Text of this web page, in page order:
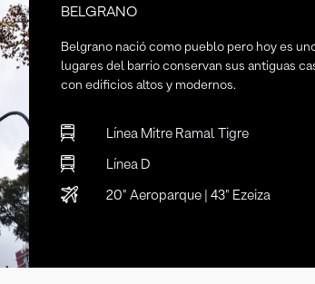
BELGRANO
Belgrano nació como pueblo pero hoy es
lugares del barrio conservan sus antiguas
con edificios altos y modernos.
Línea Mitre Ramal Tigre
Línea D
20" Aeroparque | 43" Ezeiza